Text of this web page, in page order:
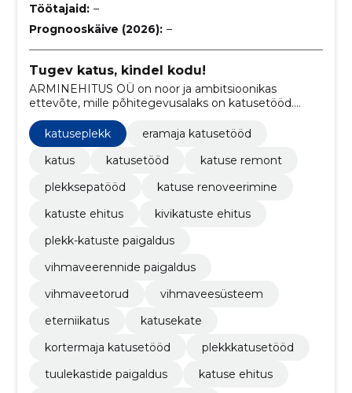
Töötajaid: –
Prognooskäive (2026): –
Tugev katus, kindel kodu!
ARMINEHITUS OÜ on noor ja ambitsioonikas
ettevõte, mille põhitegevusalaks on katusetööd.
Meie spetsialiteediks on plekk-katused, kuid pakume
ka eterniit- ja kivikatuste lahendusi.
katuseplekk
eramaja katusetööd
katus
katusetööd
katuse remont
plekksepatööd
katuse renoveerimine
katuste ehitus
kivikatuste ehitus
plekk-katuste paigaldus
vihmaveerennide paigaldus
vihmaveetorud
vihmaveesüsteem
eterniikatus
katusekate
kortermaja katusetööd
plekkkatusetööd
tuulekastide paigaldus
katuse ehitus